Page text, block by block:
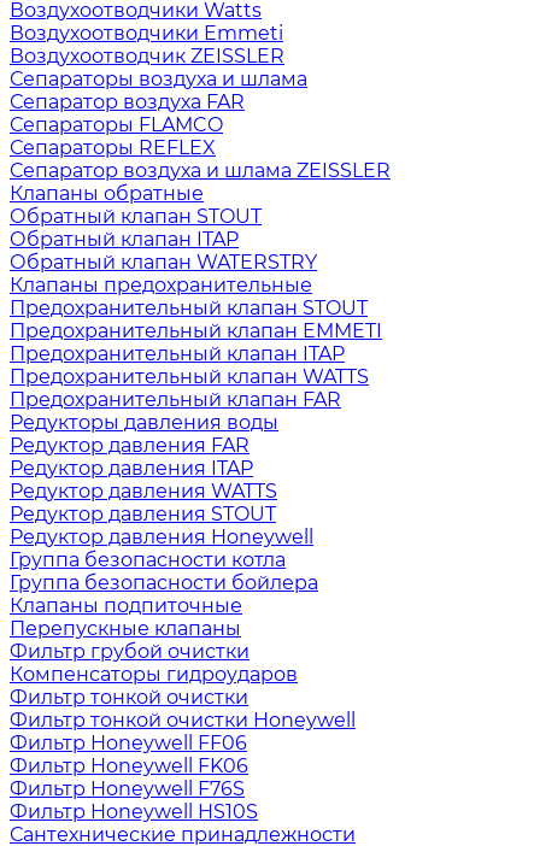
Воздухоотводчики Watts
Воздухоотводчики Emmeti
Воздухоотводчик ZEISSLER
Сепараторы воздуха и шлама
Сепаратор воздуха FAR
Сепараторы FLAMCO
Сепараторы REFLEX
Сепаратор воздуха и шлама ZEISSLER
Клапаны обратные
Обратный клапан STOUT
Обратный клапан ITAP
Обратный клапан WATERSTRY
Клапаны предохранительные
Предохранительный клапан STOUT
Предохранительный клапан EMMETI
Предохранительный клапан ITAP
Предохранительный клапан WATTS
Предохранительный клапан FAR
Редукторы давления воды
Редуктор давления FAR
Редуктор давления ITAP
Редуктор давления WATTS
Редуктор давления STOUT
Редуктор давления Honeywell
Группа безопасности котла
Группа безопасности бойлера
Клапаны подпиточные
Перепускные клапаны
Фильтр грубой очистки
Компенсаторы гидроударов
Фильтр тонкой очистки
Фильтр тонкой очистки Honeywell
Фильтр Honeywell FF06
Фильтр Honeywell FK06
Фильтр Honeywell F76S
Фильтр Honeywell HS10S
Сантехнические принадлежности